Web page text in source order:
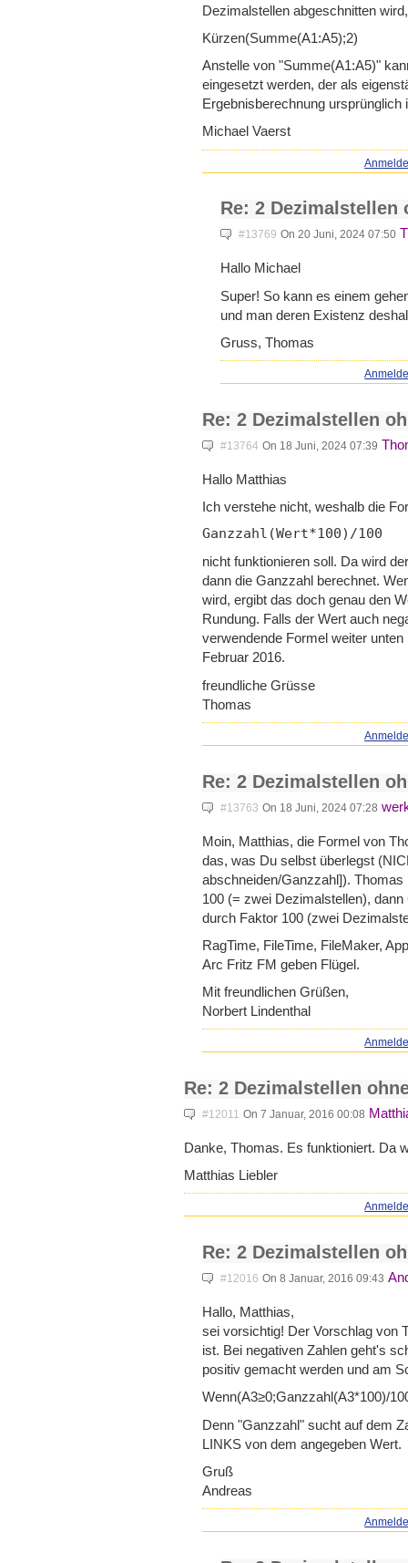
Dezimalstellen abgeschnitten
Kürzen(Summe(A1:A5);2)
Anstelle von "Summe(A1:A5)"
eingesetzt werden, der als
Ergebnisberechnung ursprünglich
Michael Vaerst
Re: 2 Dezimalstellen
#13769 On 20 Juni, 2024 07:50
Hallo Michael
Super! So kann es einem
und man deren Existenz
Gruss, Thomas
Re: 2 Dezimalstellen
#13764 On 18 Juni, 2024 07:39
Hallo Matthias
Ich verstehe nicht, weshalb die
Ganzzahl(Wert*100)/100
nicht funktionieren soll. Da wird
dann die Ganzzahl berechnet.
wird, ergibt das doch genau den
Rundung. Falls der Wert auch
verwendende Formel weiter
Februar 2016.
freundliche Grüsse
Thomas
Re: 2 Dezimalstellen
#13763 On 18 Juni, 2024 07:28
Moin, Matthias, die Formel von
das, was Du selbst überlegst
abschneiden/Ganzzahl]).
100 (= zwei Dezimalstellen),
durch Faktor 100 (zwei
RagTime, FileTime, FileMaker,
Arc Fritz FM geben Flügel.
Mit freundlichen Grüßen,
Norbert Lindenthal
Re: 2 Dezimalstellen
#12011 On 7 Januar, 2016 00:08
Danke, Thomas. Es funktioniert. Da
Matthias Liebler
Re: 2 Dezimalstellen
#12016 On 8 Januar, 2016 09:43
Hallo, Matthias,
sei vorsichtig! Der Vorschlag von
ist. Bei negativen Zahlen geht's
positiv gemacht werden und am
Wenn(A3≥0;Ganzzahl(A3*100)/10
Denn "Ganzzahl" sucht auf dem
LINKS von dem angegeben Wert.
Gruß
Andreas